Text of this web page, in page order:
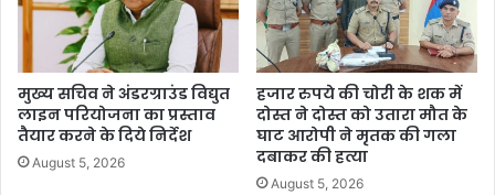
मुख्य सचिव ने अंडरग्राउंड विद्युत
लाइन परियोजना का प्रस्ताव
तैयार करने के दिये निर्देश
August 5, 2026
हजार रुपये की चोरी के शक में
दोस्त ने दोस्त को उतारा मौत के
घाट आरोपी ने मृतक की गला
दबाकर की हत्या
August 5, 2026